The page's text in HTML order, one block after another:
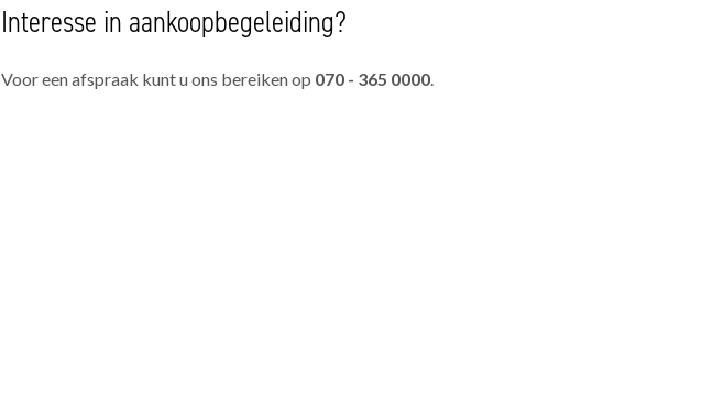
Interesse in aankoopbegeleiding?
Voor een afspraak kunt u ons bereiken op 070 - 365 0000.